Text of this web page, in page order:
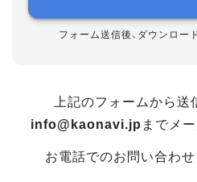
フォーム送信後、ダウンロー
上記のフォームから送
info@kaonavi.jp までメ
お電話でのお問い合わせ